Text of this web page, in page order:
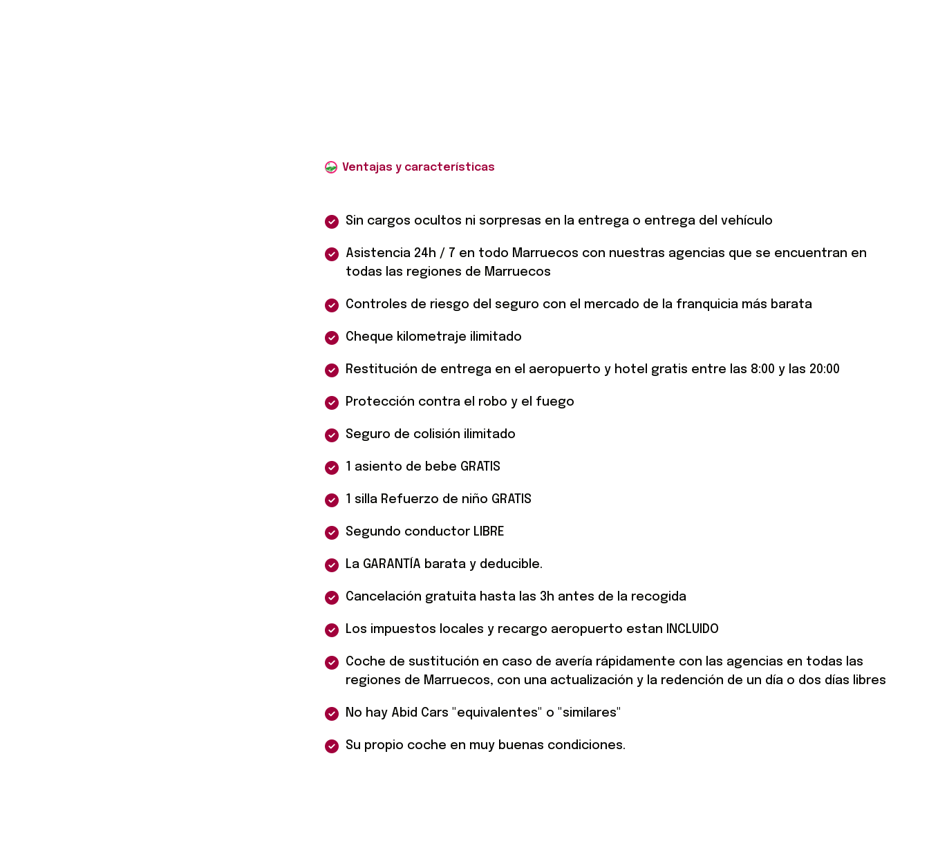
Sin cargos ocultos ni sorpresas en la entrega o entrega del vehículo
Asistencia 24h / 7 en todo Marruecos con nuestras agencias que se encuentran en
todas las regiones de Marruecos
Controles de riesgo del seguro con el mercado de la franquicia más barata
Cheque kilometraje ilimitado
Restitución de entrega en el aeropuerto y hotel gratis entre las 8:00 y las 20:00
Protección contra el robo y el fuego
Seguro de colisión ilimitado
1 asiento de bebe GRATIS
1 silla Refuerzo de niño GRATIS
Segundo conductor LIBRE
La GARANTÍA barata y deducible.
Cancelación gratuita hasta las 3h antes de la recogida
Los impuestos locales y recargo aeropuerto estan INCLUIDO
Coche de sustitución en caso de avería rápidamente con las agencias en todas las
regiones de Marruecos, con una actualización y la redención de un día o dos días libres
No hay Abid Cars "equivalentes" o "similares"
Su propio coche en muy buenas condiciones.